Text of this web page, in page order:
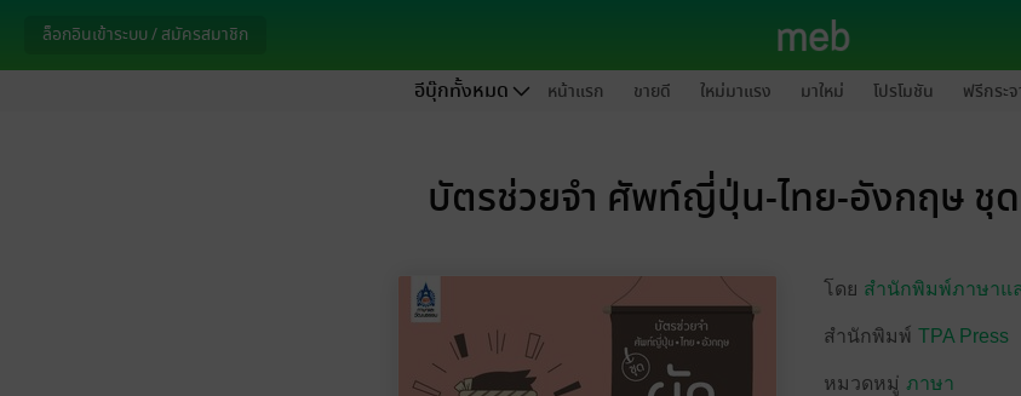
ล็อกอินเข้าระบบ / สมัครสมาชิก
อีบุ๊กทั้งหมด หน้าแรก ขายดี ใหม่มาแรง มาใหม่ โปรโมชัน ฟรีกระ
บัตรช่วยจำ ศัพท์ญี่ปุ่น-ไทย-อังกฤษ ชุ
โดย สำนักพิมพ์ภาษาแ
สำนักพิมพ์ TPA Press
หมวดหมู่ ภาษา